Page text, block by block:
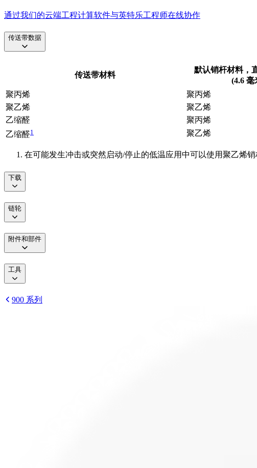
通过我们的云端工程计算软件与英特乐工程师在线协作
传送带数据
传送带材料
默认销杆材料，
(4.6 毫
聚丙烯
聚丙烯
聚乙烯
聚乙烯
乙缩醛
聚丙烯
乙缩醛1 聚乙烯
在可能发生冲击或突然启动/停止的低温应用中可以使用聚乙烯销
下载
链轮
附件和部件
工具
900 系列